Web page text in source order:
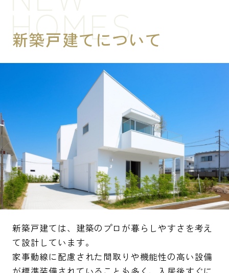
新築戸建てについて
HOMES
新築戸建ては、建築のプロが暮らしやすさを考え
て設計しています。
家事動線に配慮された間取りや機能性の高い設備